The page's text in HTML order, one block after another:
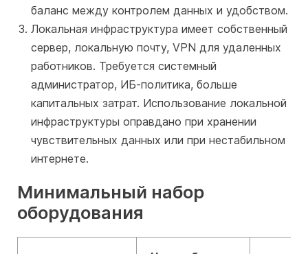
баланс между контролем данных и удобством.
Локальная инфраструктура имеет собственный
сервер, локальную почту, VPN для удаленных
работников. Требуется системный
администратор, ИБ-политика, больше
капитальных затрат. Использование локальной
инфраструктуры оправдано при хранении
чувствительных данных или при нестабильном
интернете.
Минимальный набор
оборудования